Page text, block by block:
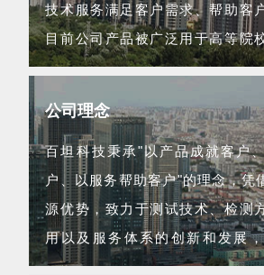
技术服务满足客户需求、帮助客
目前公司产品被广泛用于高等院
航空航天等领域...
公司理念
百坦科技秉承"以产品成就客户
户、以服务帮助客户"的理念，凭
源优势，致力于测试技术、检测
用以及服务体系的创新和发展
用...